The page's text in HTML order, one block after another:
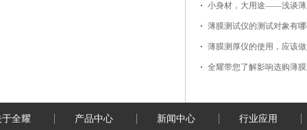
小身材，大用途——浅谈薄
薄膜测试仪的测试对象有
薄膜测厚仪的使用，应该
全耀带您了解影响选购薄
于全耀 产品中心 新闻中心 行业应用